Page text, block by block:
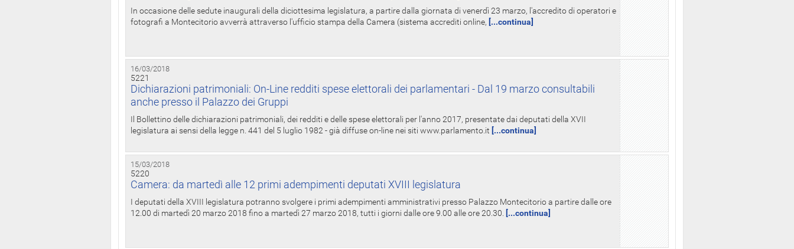
In occasione delle sedute inaugurali della diciottesima legislatura, a partire dalla giornata di venerdì 23 marzo, l'accredito di operatori e
fotografi a Montecitorio avverrà attraverso l'ufficio stampa della Camera (sistema accrediti online, [...continua]
16/03/2018
5221
Dichiarazioni patrimoniali: On-Line redditi spese elettorali dei parlamentari - Dal 19 marzo consultabili
anche presso il Palazzo dei Gruppi
Il Bollettino delle dichiarazioni patrimoniali, dei redditi e delle spese elettorali per l'anno 2017, presentate dai deputati della XVII
legislatura ai sensi della legge n. 441 del 5 luglio 1982 - già diffuse on-line nei siti www.parlamento.it [...continua]
15/03/2018
5220
Camera: da martedì alle 12 primi adempimenti deputati XVIII legislatura
I deputati della XVIII legislatura potranno svolgere i primi adempimenti amministrativi presso Palazzo Montecitorio a partire dalle ore
12.00 di martedì 20 marzo 2018 fino a martedì 27 marzo 2018, tutti i giorni dalle ore 9.00 alle ore 20.30.
[...continua]